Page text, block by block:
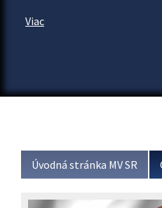
Viac
Úvodná stránka MV SR